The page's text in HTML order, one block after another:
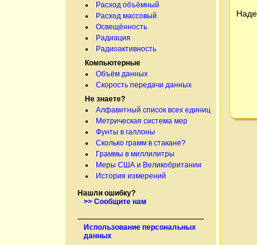
Расход объёмный
Расход массовый
Освещённость
Радиация
Радиоактивность
Компьютерные
Объём данных
Скорость передачи данных
Не знаете?
Алфавитный список всех единиц
Метрическая система мер
Фунты в галлоны
Сколько грамм в стакане?
Граммы в миллилитры
Меры США и Великобритании
История измерений
Нашли ошибку?
>> Сообщите нам
Использование персональных
данных